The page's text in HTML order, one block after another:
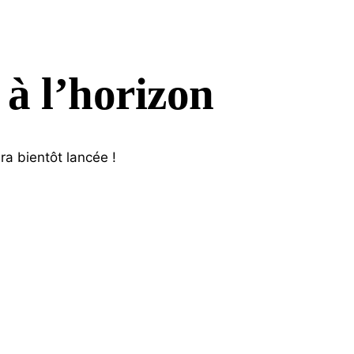
l’horizon
bientôt lancée !